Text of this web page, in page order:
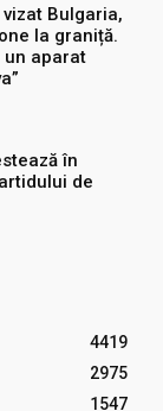
Bulgaria,
la graniță.
un aparat
în
de
4419
2975
1547